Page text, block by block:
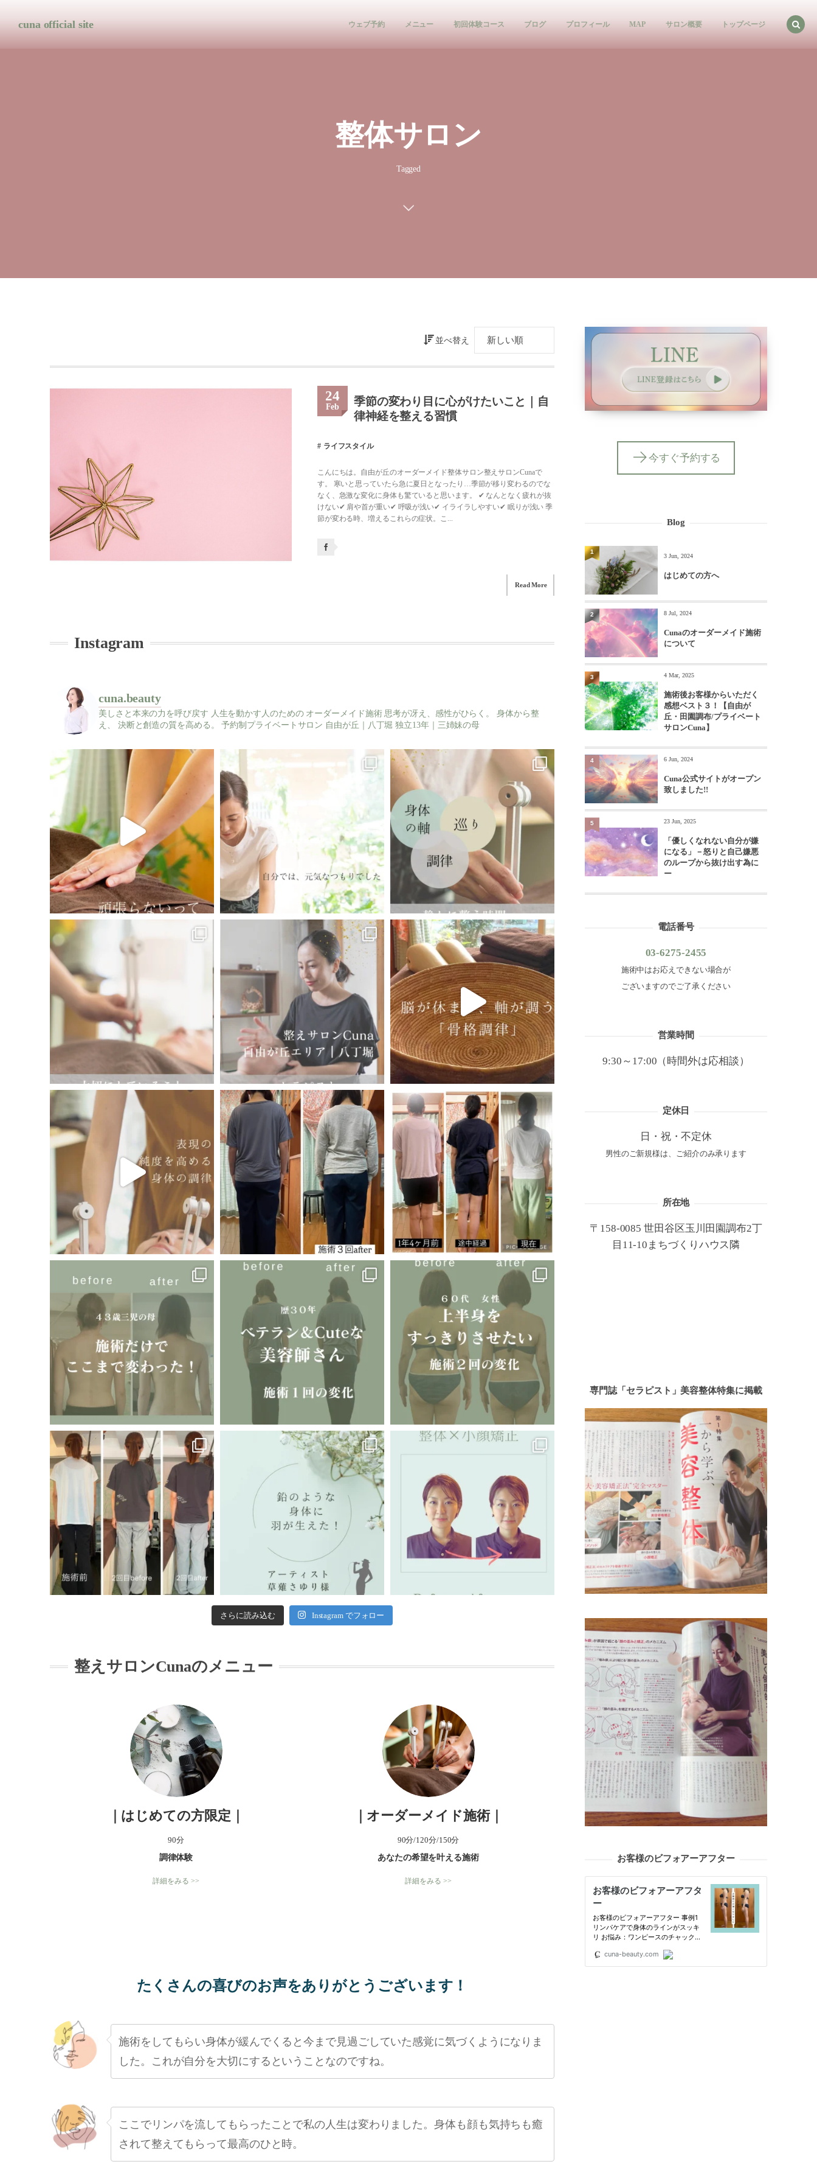
cuna official site ウェブ予約 メニュー 初回体験コース ブログ プロフィール MAP サロン概要 トップページ
整体サロン
Tagged
並べ替え
24
Feb
季節の変わり目に心がけたいこと｜自
律神経を整える習慣
ライフスタイル
こんにちは。自由が丘のオーダーメイド整体サロン整えサロンCunaで
す。 寒いと思っていたら急に夏日となったり…季節が移り変わるのでな
なく、急激な変化に身体も驚ていると思います。 ✔︎ なんとなく疲れが抜
けない✔︎ 肩や首が重い✔︎ 呼吸が浅い✔︎ イライラしやすい✔︎ 眠りが浅い 季
節が変わる時、増えるこれらの症状。こ...
Read More
Instagram
cuna.beauty
美しさと本来の力を呼び戻す 人生を動かす人のためのオーダーメイド施術思考が冴え、感性がひらく。
身体から整
え、
決断と創造の質を高める。 予約制プライベートサロン 自由が丘｜八丁堀 独立13年｜三姉妹の母
さらに読み込む Instagram でフォロー
整えサロンCunaのメニュー
｜はじめての方限定｜
90分
調律体験
詳細をみる >>
｜オーダーメイド施術｜
90分/120分/150分
あなたの希望を叶える施術
詳細をみる >>
たくさんの喜びのお声をありがとうございます！
施術をしてもらい身体が緩んでくると今まで見過ごしていた感覚に気づくようになりま
した。これが自分を大切にするということなのですね。
ここでリンパを流してもらったことで私の人生は変わりました。身体も顔も気持ちも癒
されて整えてもらって最高のひと時。
今すぐ予約する
Blog
3 Jun, 2024
はじめての方へ
1
8 Jul, 2024
Cunaのオーダーメイド施術
について
2
4 Mar, 2025
施術後お客様からいただく
感想ベスト３！【自由が
丘・田園調布/プライベート
サロンCuna】
3
6 Jun, 2024
Cuna公式サイトがオープン
致しました!!
4
23 Jun, 2025
「優しくなれない自分が嫌
になる」－怒りと自己嫌悪
のループから抜け出す為に
ー
5
電話番号
03-6275-2455
施術中はお応えできない場合が
ございますのでご了承ください
営業時間
9:30～17:00（時間外は応相談）
定休日
日・祝・不定休
男性のご新規様は、ご紹介のみ承ります
所在地
〒158-0085 世田谷区玉川田園調布2丁
目11-10まちづくりハウス隣
専門誌「セラピスト」美容整体特集に掲載
お客様のビフォアーアフター